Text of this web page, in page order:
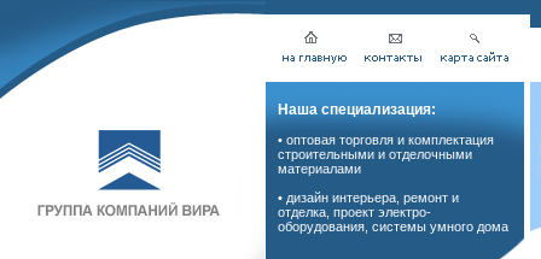
Наша специализация:
• оптовая торговля и комплектация
строительными и отделочными
материалами
• дизайн интерьера, ремонт и
отделка, проект электро-
оборудования, системы умного дома